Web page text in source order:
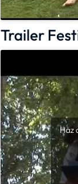
Trailer
Haz